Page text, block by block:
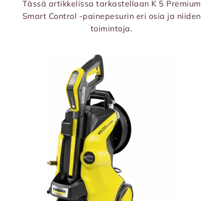
Tässä artikkelissa tarkastellaan K 5 Premium
Smart Control -painepesurin eri osia ja niiden
toimintoja.